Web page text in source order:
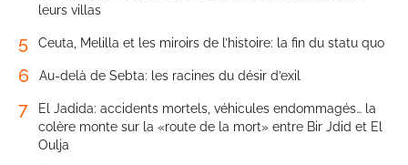
leurs villas
5 Ceuta, Melilla et les miroirs de l’histoire: la fin du statu quo
6 Au-delà de Sebta: les racines du désir d’exil
7
El Jadida: accidents mortels, véhicules endommagés… la
colère monte sur la «route de la mort» entre Bir Jdid et El
Oulja